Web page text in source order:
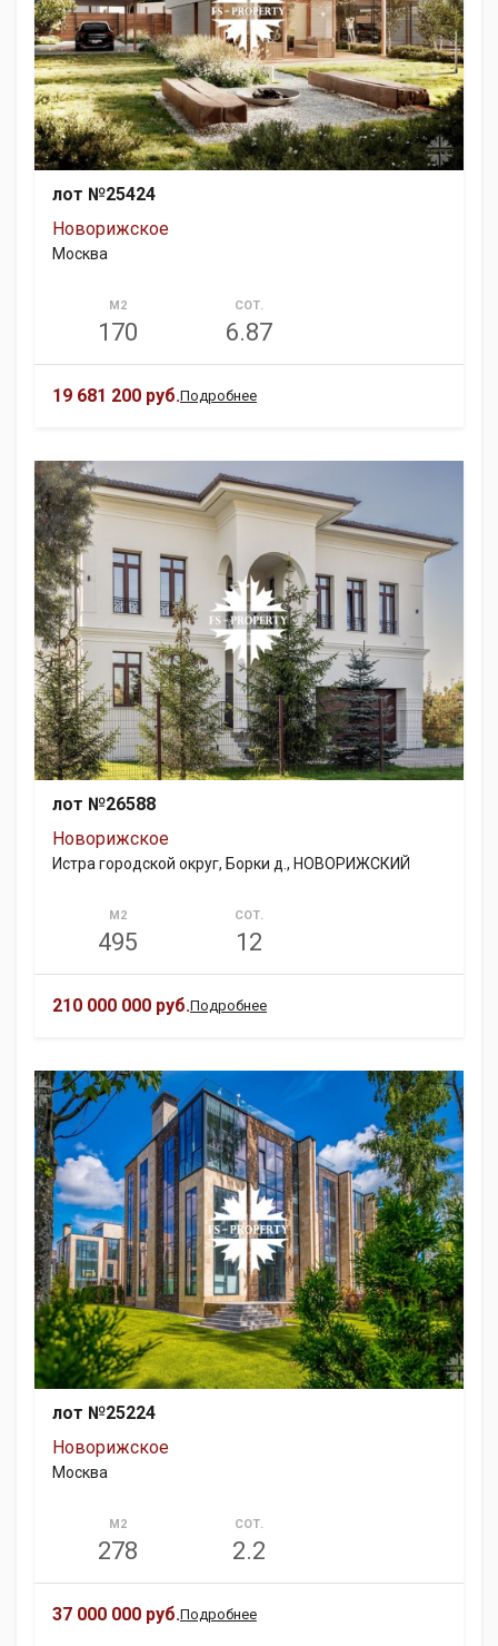
лот №25424
Новорижское
Москва
М2
170
СОТ.
6.87
19 681 200 руб.Подробнее
лот №26588
Новорижское
Истра городской округ, Борки д., НОВОРИЖСКИЙ
М2
495
СОТ.
12
210 000 000 руб.Подробнее
лот №25224
Новорижское
Москва
М2
278
СОТ.
2.2
37 000 000 руб.Подробнее